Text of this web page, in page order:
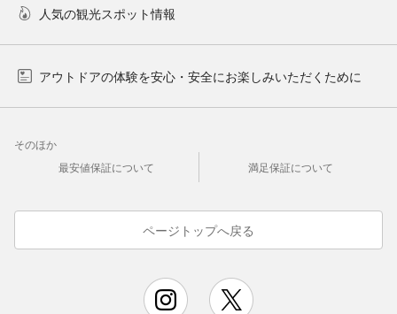
人気の観光スポット情報
アウトドアの体験を安心・安全にお楽しみいただくために
そのほか
最安値保証について
満足保証について
ページトップへ戻る